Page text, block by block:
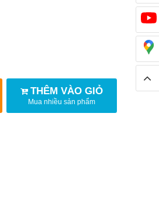
THÊM VÀO GIỎ
Mua nhiều sản phẩm